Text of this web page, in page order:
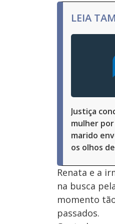
LEIA
Justiça
mulher
marido
os olhos
Renata e a
na busca
momento
passados.